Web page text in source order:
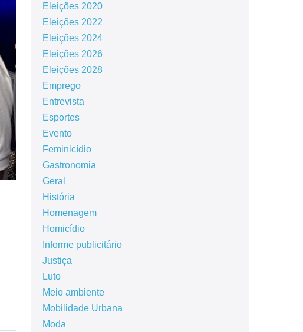
Eleições 2020
Eleições 2022
Eleições 2024
Eleições 2026
Eleições 2028
Emprego
Entrevista
Esportes
Evento
Feminicídio
Gastronomia
Geral
História
Homenagem
Homicídio
Informe publicitário
Justiça
Luto
Meio ambiente
Mobilidade Urbana
Moda